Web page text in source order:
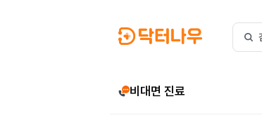
비대면 진료